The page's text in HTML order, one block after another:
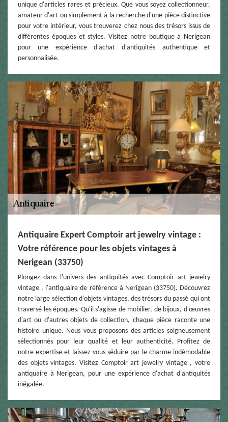
unique d'articles rares et précieux. Que vous soyez collectionneur,
amateur d'art ou simplement à la recherche d'une pièce distinctive
pour votre intérieur, vous trouverez chez nous des trésors issus de
différentes époques et styles. Visitez notre boutique à Nerigean
pour une expérience d'achat d'antiquités authentique et
personnalisée.
Antiquaire Expert Comptoir art jewelry vintage :
Votre référence pour les objets vintages à
Nerigean (33750)
Plongez dans l'univers des antiquités avec Comptoir art jewelry
vintage , l'antiquaire de référence à Nerigean (33750). Découvrez
notre large sélection d'objets vintages, des trésors du passé qui ont
traversé les époques. Qu'il s'agisse de mobilier, de bijoux, d'œuvres
d'art ou d'autres objets de collection, chaque pièce raconte une
histoire unique. Nous vous proposons des articles soigneusement
sélectionnés pour leur qualité et leur authenticité. Profitez de
notre expertise et laissez-vous séduire par le charme indémodable
des objets vintages. Visitez Comptoir art jewelry vintage , votre
antiquaire à Nerigean, pour une expérience d'achat d'antiquités
inégalée.